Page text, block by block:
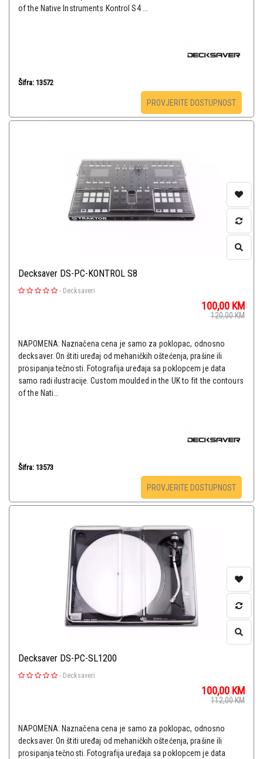
of the Native Instruments Kontrol S4 ...
Šifra: 13572
PROVJERITE DOSTUPNOST
Decksaver DS-PC-KONTROL S8
- Decksaveri
100,00 KM
120,00KM
NAPOMENA: Naznačena cena je samo za poklopac, odnosno
decksaver. On štiti uređaj od mehaničkih oštećenja, prašine ili
prosipanja tečnosti. Fotografija uređaja sa poklopcem je data
samo radi ilustracije. Custom moulded in the UK to fit the contours
of the Nati...
Šifra: 13573
PROVJERITE DOSTUPNOST
Decksaver DS-PC-SL1200
- Decksaveri
100,00 KM
112,00KM
NAPOMENA: Naznačena cena je samo za poklopac, odnosno
decksaver. On štiti uređaj od mehaničkih oštećenja, prašine ili
prosipanja tečnosti. Fotografija uređaja sa poklopcem je data